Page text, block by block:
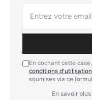
En cochant cette
conditions d'utilisation
soumises via ce
En savoir